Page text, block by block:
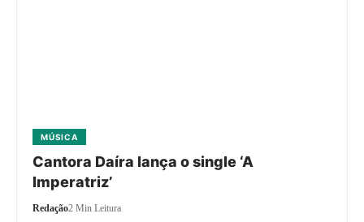
MÚSICA
Cantora Daíra lança o single ‘A
Imperatriz’
Redação2 Min Leitura